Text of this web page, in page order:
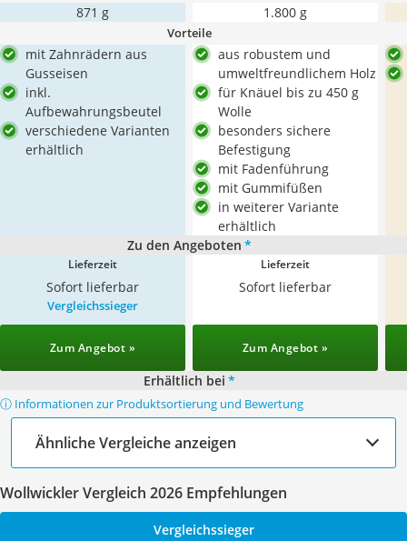
871 g 1.800 g
Vorteile
mit Zahnrädern aus
Gusseisen
inkl.
Aufbewahrungsbeutel
verschiedene Varianten
erhältlich
aus robustem und
umweltfreundlichem Holz
für Knäuel bis zu 450 g
Wolle
besonders sichere
Befestigung
mit Fadenführung
mit Gummifüßen
in weiterer Variante
erhältlich
Zu den Angeboten *
Lieferzeit
Sofort lieferbar
Lieferzeit
Sofort lieferbar
Vergleichssieger
Zum Angebot » Zum Angebot »
Erhältlich bei *
ⓘ Informationen zur Produktsortierung und Bewertung
Ähnliche Vergleiche anzeigen
Wollwickler Vergleich 2026 Empfehlungen
Vergleichssieger